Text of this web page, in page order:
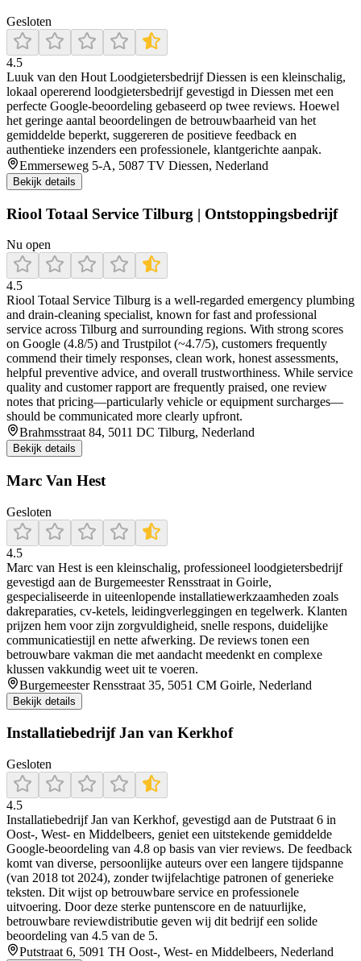
Gesloten
4.5
Luuk van den Hout Loodgietersbedrijf Diessen is een kleinschalig,
lokaal opererend loodgietersbedrijf gevestigd in Diessen met een
perfecte Google-beoordeling gebaseerd op twee reviews. Hoewel
het geringe aantal beoordelingen de betrouwbaarheid van het
gemiddelde beperkt, suggereren de positieve feedback en
authentieke inzenders een professionele, klantgerichte aanpak.
Emmerseweg 5-A, 5087 TV Diessen, Nederland
Bekijk details
Riool Totaal Service Tilburg | Ontstoppingsbedrijf
Nu open
4.5
Riool Totaal Service Tilburg is a well-regarded emergency plumbing
and drain-cleaning specialist, known for fast and professional
service across Tilburg and surrounding regions. With strong scores
on Google (4.8/5) and Trustpilot (~4.7/5), customers frequently
commend their timely responses, clean work, honest assessments,
helpful preventive advice, and overall trustworthiness. While service
quality and customer rapport are frequently praised, one review
notes that pricing—particularly vehicle or equipment surcharges—
should be communicated more clearly upfront.
Brahmsstraat 84, 5011 DC Tilburg, Nederland
Bekijk details
Marc Van Hest
Gesloten
4.5
Marc van Hest is een kleinschalig, professioneel loodgietersbedrijf
gevestigd aan de Burgemeester Rensstraat in Goirle,
gespecialiseerde in uiteenlopende installatiewerkzaamheden zoals
dakreparaties, cv-ketels, leidingverleggingen en tegelwerk. Klanten
prijzen hem voor zijn zorgvuldigheid, snelle respons, duidelijke
communicatiestijl en nette afwerking. De reviews tonen een
betrouwbare vakman die met aandacht meedenkt en complexe
klussen vakkundig weet uit te voeren.
Burgemeester Rensstraat 35, 5051 CM Goirle, Nederland
Bekijk details
Installatiebedrijf Jan van Kerkhof
Gesloten
4.5
Installatiebedrijf Jan van Kerkhof, gevestigd aan de Putstraat 6 in
Oost‑, West‑ en Middelbeers, geniet een uitstekende gemiddelde
Google-beoordeling van 4.8 op basis van vier reviews. De feedback
komt van diverse, persoonlijke auteurs over een langere tijdspanne
(van 2018 tot 2024), zonder twijfelachtige patronen of generieke
teksten. Dit wijst op betrouwbare service en professionele
uitvoering. Door deze sterke puntenscore en de natuurlijke,
betrouwbare reviewdistributie geven wij dit bedrijf een solide
beoordeling van 4.5 van de 5.
Putstraat 6, 5091 TH Oost-, West- en Middelbeers, Nederland